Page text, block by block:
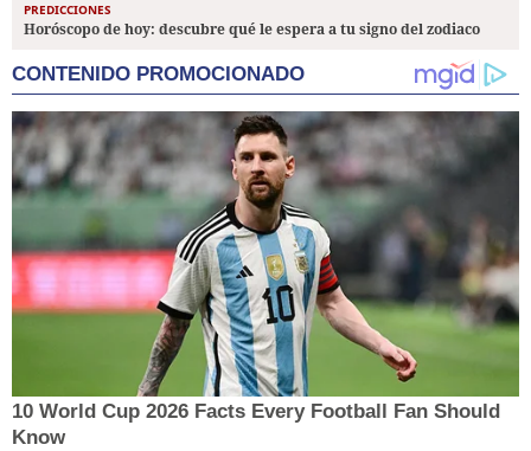
PREDICCIONES
Horóscopo de hoy: descubre qué le espera a tu signo del zodiaco
CONTENIDO PROMOCIONADO
10 World Cup 2026 Facts Every Football Fan Should
Know